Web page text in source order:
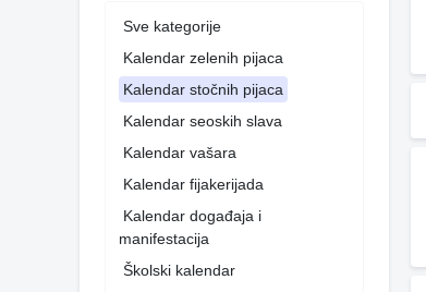
Sve kategorije
Kalendar zelenih pijaca
Kalendar stočnih pijaca
Kalendar seoskih slava
Kalendar vašara
Kalendar fijakerijada
Kalendar događaja i
manifestacija
Školski kalendar